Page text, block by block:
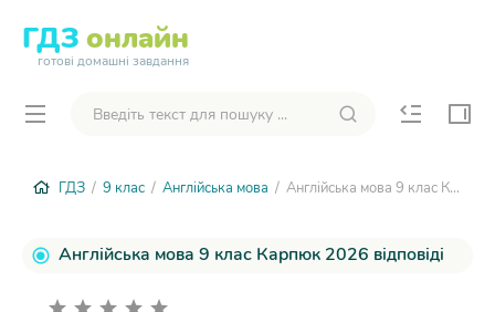
ГДЗ онлайн
готові домашні завдання
ГДЗ / 9 клас / Англійська мова / Англійська мова 9 клас Карпюк 2026
Англійська мова 9 клас Карпюк 2026 відповіді